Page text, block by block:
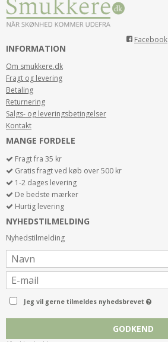
Facebook
INFORMATION
Om smukkere.dk
Fragt og levering
Betaling
Returnering
Salgs- og leveringsbetingelser
Kontakt
MANGE FORDELE
Fragt fra 35 kr
Gratis fragt ved køb over 500 kr
1-2 dages levering
De bedste mærker
Hurtig levering
NYHEDSTILMELDING
Nyhedstilmelding
Jeg vil gerne tilmeldes nyhedsbrevet
GODKEND